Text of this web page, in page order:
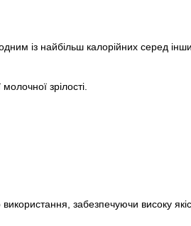
із найбільш калорійних серед
зрілості.
забезпечуючи високу